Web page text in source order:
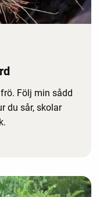
Följ min sådd
du sår, skolar